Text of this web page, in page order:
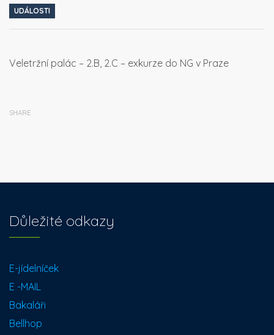
UDÁLOSTI
Veletržní palác – 2.B, 2.C – exkurze do NG v Praze
SHARE
Důležité odkazy
E-jídelníček
E -MAIL
Bakaláři
Bellhop